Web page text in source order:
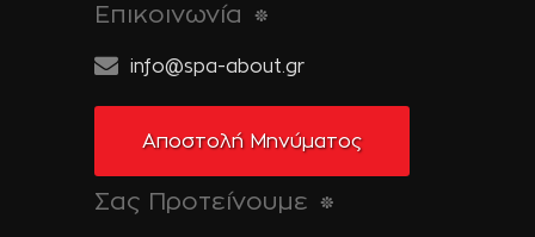
Επικοινωνία
info@spa-about.gr
Αποστολή Μηνύματος
Σας Προτείνουμε